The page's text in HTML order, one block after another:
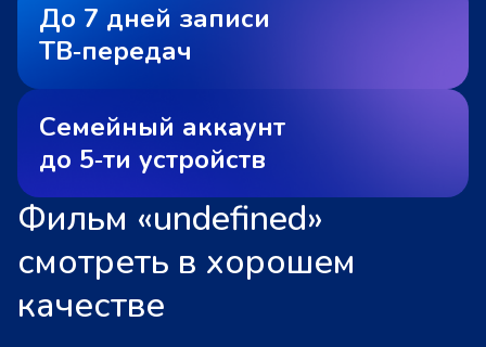
До 7 дней записи
ТВ‑передач
Семейный аккаунт
до 5‑ти устройств
Фильм «undefined»
смотреть в хорошем
качестве